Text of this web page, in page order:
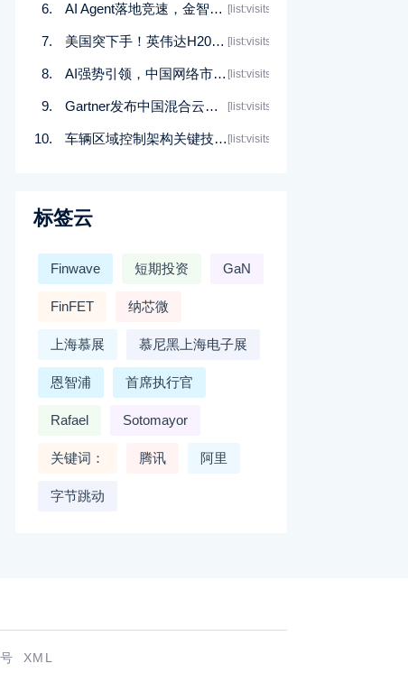
AI Agent落地竞速，金智维卡位千亿级企业市场 [list:visits]
美国突下手！英伟达H20芯片出口需要许可，被迫计提55亿美元 [list:visits]
AI强势引领，中国网络市场进入“当打之年” [list:visits]
Gartner发布中国混合云成本管理的三大策略 [list:visits]
车辆区域控制架构关键技术——趋势篇 [list:visits]
标签云
Finwave 短期投资 GaN
FinFET 纳芯微
上海慕展 慕尼黑上海电子展
恩智浦 首席执行官
Rafael Sotomayor
关键词： 腾讯 阿里
字节跳动
XML